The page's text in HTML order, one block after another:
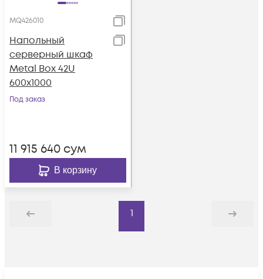
MQ426010
Напольный
серверный шкаф
Metal Box 42U
600х1000
Под заказ
11 915 640 сум
В корзину
Назад
1
Дальше